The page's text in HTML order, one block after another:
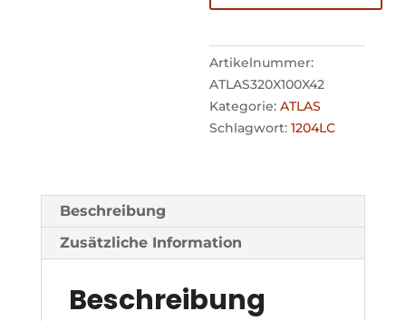
Artikelnummer:
ATLAS320X100X42
Kategorie:ATLAS
Schlagwort:1204LC
Beschreibung
Zusätzliche Information
Beschreibung